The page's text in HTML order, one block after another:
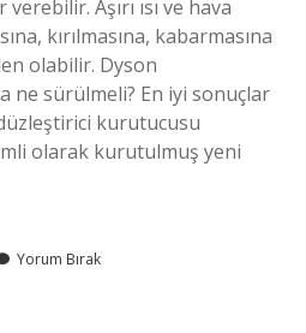
Aşırı ısı ve hava
kırılmasına, kabarmasına
olabilir. Dyson
ne sürülmeli? En iyi sonuçlar
kurutucusu
olarak kurutulmuş yeni
Yorum Bırak